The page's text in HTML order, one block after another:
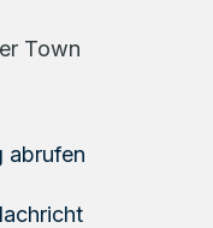
Town
abrufen